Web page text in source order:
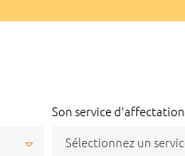
Son service d'affectation